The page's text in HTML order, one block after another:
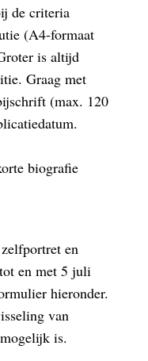
de criteria
(A4-formaat
is altijd
Graag met
(max. 120
biografie
en
en met 5 juli
hieronder.
van
is.